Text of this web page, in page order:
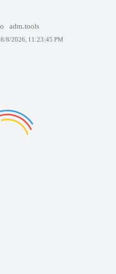
adm.tools
8/8/2026, 11:23:45 PM